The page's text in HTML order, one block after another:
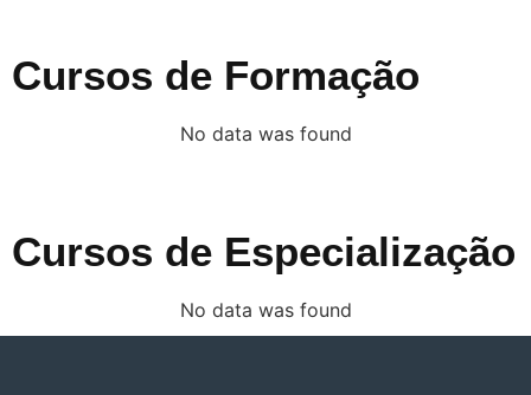
Cursos de Formação
No data was found
Cursos de Especialização
No data was found